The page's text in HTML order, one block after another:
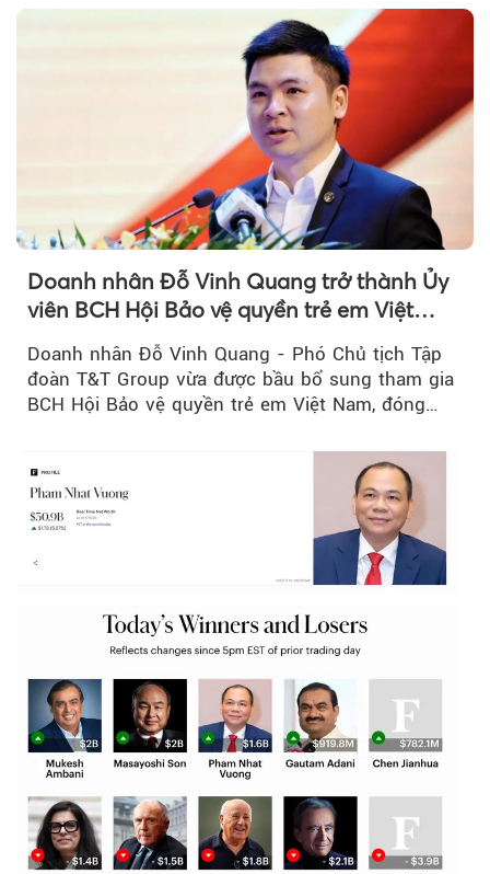
Doanh nhân Đỗ Vinh Quang trở thành Ủy
viên BCH Hội Bảo vệ quyền trẻ em Việt
Nam, mở rộng vai trò...
Doanh nhân Đỗ Vinh Quang - Phó Chủ tịch Tập
đoàn T&T Group vừa được bầu bổ sung tham gia
BCH Hội Bảo vệ quyền trẻ em Việt Nam, đóng